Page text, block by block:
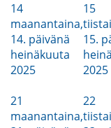
14
maanantaina,
14. päivänä
heinäkuuta
2025
15
15.
2025
21
maanantaina,
22